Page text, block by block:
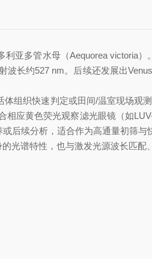
亚多管水母（Aequorea victoria
长约527 nm。后续还发展出
组织快速判定或田间/温室现场观
应黄色荧光观察滤光眼镜（如
后续分析，适合作为高通量初筛与
谱特性，也与激发光源波长匹配